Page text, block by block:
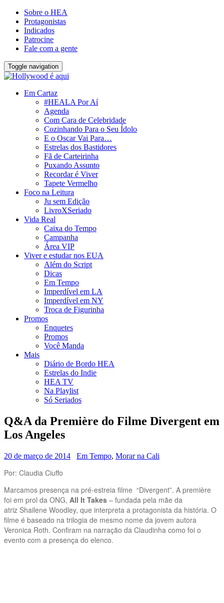
Sobre o HEA
Protagonistas
Indicados
Patrocine
Fale com a gente
Toggle navigation
Em Cartaz
#HEALA Por Aí
Agenda
Com Cara de Celebridade
Cozinhando Para o Seu Ídolo
E o Oscar Vai Para…
Estrelas dos Bastidores
Fã de Carteirinha
Puxando Assunto
Recordar é Viver
Tapete Vermelho
Foco na Leitura
Ju sem Edição
LivroXSeriado
Vida Real
Caixa do Tempo
Campanha
Área VIP
Viver e estudar nos EUA
Além do Script
Dicas
Em Tempo
Imperdível em LA
Imperdível em NY
Troca de Figurinha
Promos
Enquetes
Promos
Você Manda
Mais
Diário de Bordo HEA
Estrelas do Indie
HEA TV
Na Playlist
Só Seriados
Q&A da Première do Filme Divergent em
Los Angeles
20 de março de 2014 Em Tempo, Morar na Cali
Por: Claudia Ciuffo
Marcamos presença na pré-estreia filme “Divergent”. A première
foi em prol da ONG, All It Takes – fundada pela mãe da
atriz Shailene Woodley, que interpreta a protagonista da história. O
filme é baseado na trilogia de mesmo nome da jovem autora
Veronica Roth. Confiram na narração da Claudinha como foi o
evento com a presença do elenco.